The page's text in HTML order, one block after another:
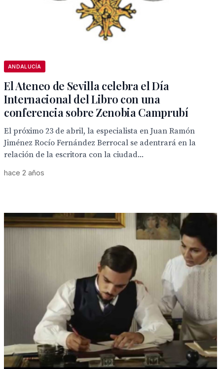
ANDALUCÍA
El Ateneo de Sevilla celebra el Día
Internacional del Libro con una
conferencia sobre Zenobia Camprubí
El próximo 23 de abril, la especialista en Juan Ramón
Jiménez Rocío Fernández Berrocal se adentrará en la
relación de la escritora con la ciudad...
hace 2 años